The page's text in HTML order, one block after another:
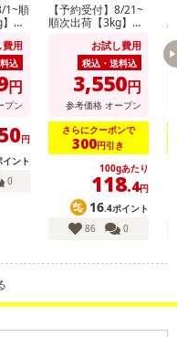
（最終加工地：北海道）
(ロシア産)、食塩、米発酵
/調味料(アミノ酸等)、ソ
こんぶエキス、唐辛子/調
アシン、発色剤(亜硝酸Na)
出物、甘味料(ステビア、天
し上がり頂けます
1~順
山
ご家
費用
込
円
プン
円
ント
0
【予約受付】8/21~
順次出荷【3kg】九
種おまかせ》(ご家
お試し費用
税込・送料込
3,550円
参考価格 オープン
さらにクーポンで
300円引き
100gあたり
118.4円
16.4ポイント
86
0